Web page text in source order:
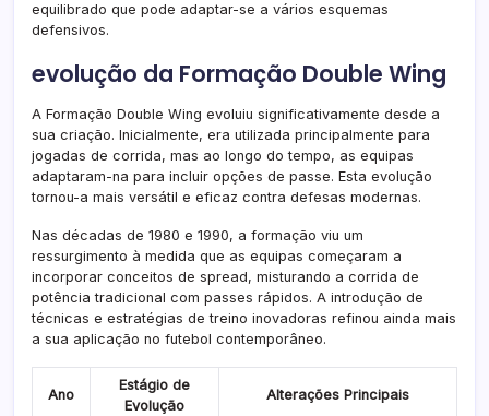
equilibrado que pode adaptar-se a vários esquemas
defensivos.
evolução da Formação Double Wing
A Formação Double Wing evoluiu significativamente desde a
sua criação. Inicialmente, era utilizada principalmente para
jogadas de corrida, mas ao longo do tempo, as equipas
adaptaram-na para incluir opções de passe. Esta evolução
tornou-a mais versátil e eficaz contra defesas modernas.
Nas décadas de 1980 e 1990, a formação viu um
ressurgimento à medida que as equipas começaram a
incorporar conceitos de spread, misturando a corrida de
potência tradicional com passes rápidos. A introdução de
técnicas e estratégias de treino inovadoras refinou ainda mais
a sua aplicação no futebol contemporâneo.
Ano
Estágio de
Evolução
Alterações Principais